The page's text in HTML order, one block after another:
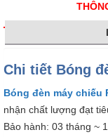
Chi tiết Bóng
Bóng đèn máy chiếu
nhận chất lượng đạt
Bảo hành: 03 tháng ~